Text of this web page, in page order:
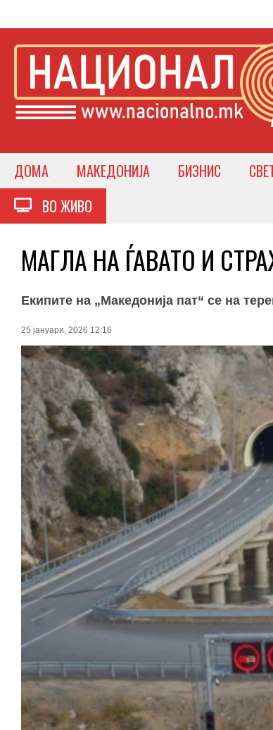
ДОМА МАКЕДОНИЈА БИЗНИС
ВО ЖИВО
МАГЛА НА ЃАВАТО И
Екипите на „Македонија пат“ се на
25 јануари, 2026 12:16